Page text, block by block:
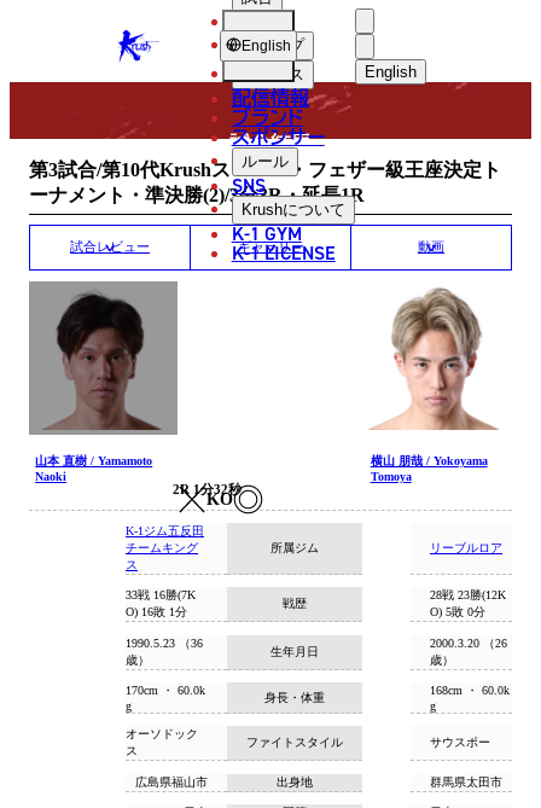
KRUSH English
中文（简体）
中文（繁體）
ไทย
ショップ
ニュース
配信情報
ブランド
スポンサー
ルール
SNS
Krushについて
K-1 GYM
K-1 LICENSE
English
MATCH RESULT
試合結果
第3試合/第10代Krushスーパー・フェザー級王座決定ト
ーナメント・準決勝(2)/3分3R・延長1R
試合レビュー ギャラリー 動画
山本 直樹 / Yamamoto
Naoki
KO
2R 1分32秒
横山 朋哉 / Yokoyama
Tomoya
所属ジム
K-1ジム五反田
チームキング
ス
リーブルロア
戦歴
33戦 16勝(7K
O) 16敗 1分
28戦 23勝(12K
O) 5敗 0分
生年月日
1990.5.23 （36
歳）
2000.3.20 （26
歳）
身長・体重
170cm ・ 60.0k
g
168cm ・ 60.0k
g
ファイトスタイル
オーソドック
ス
サウスポー
出身地
広島県福山市 群馬県太田市